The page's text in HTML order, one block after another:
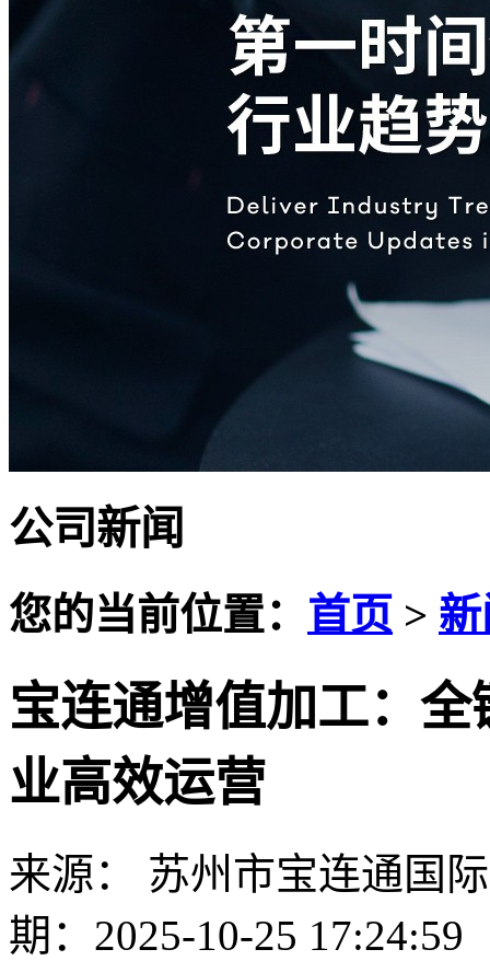
公司新闻
您的当前位置： 首页 >
宝连通增值加工：
业高效运营
来源： 苏州市宝连通国
期：2025-10-25 17:24:59